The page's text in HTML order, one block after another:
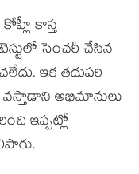
కాస్త
సెంచరీ చేసిన
ఇక తదుపరి
అభిమానులు
ఇప్పట్లో